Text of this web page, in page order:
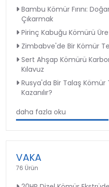
Bambu Kömür Fırını:
Çıkarmak
Pirinç Kabuğu Kömürü
Zimbabve'de Bir Kömür
Sert Ahşap Kömürü
Kılavuz
Rusya'da Bir Talaş Kömür
Kazanılır?
daha fazla oku
VAKA
76 Ürün